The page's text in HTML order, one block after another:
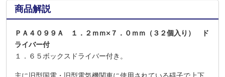
商品解説
ＰＡ４０９９Ａ １．２ｍｍ×７．０ｍｍ（３２個入り） ド
ライバー付
１．６５ボックスドライバー付き。